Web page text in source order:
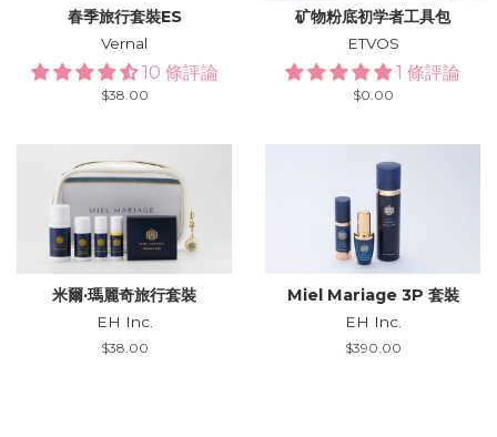
春季旅行套裝ES
Vernal
10 條評論
Regular
$38.00
矿物粉底初学者工具包
ETVOS
1 條評論
Regular
$0.00
米爾·瑪麗奇旅行套裝
EH Inc.
Regular
$38.00
Miel Mariage 3P 套裝
EH Inc.
Regular
$390.00